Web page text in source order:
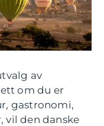
av
om du er
gastronomi,
vil den danske